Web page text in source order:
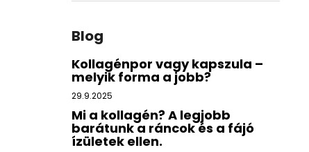
Blog
Kollagénpor vagy kapszula –
melyik forma a jobb?
29.9.2025
Mi a kollagén? A legjobb
barátunk a ráncok és a fájó
ízületek ellen.